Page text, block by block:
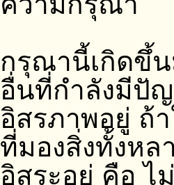
กรุณานี้เกิดขึ้น
อื่นที่กำลังมีปั
อิสรภาพอยู่ ถ้
ที่มองสิ่งทั้งหล
อิสระอยู่ คือ